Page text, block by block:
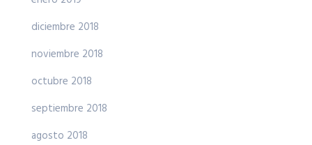
diciembre 2018
noviembre 2018
octubre 2018
septiembre 2018
agosto 2018